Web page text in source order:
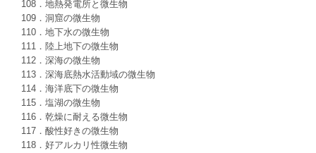
108．地熱発電所と微生物
109．洞窟の微生物
110．地下水の微生物
111．陸上地下の微生物
112．深海の微生物
113．深海底熱水活動域の微生物
114．海洋底下の微生物
115．塩湖の微生物
116．乾燥に耐える微生物
117．酸性好きの微生物
118．好アルカリ性微生物